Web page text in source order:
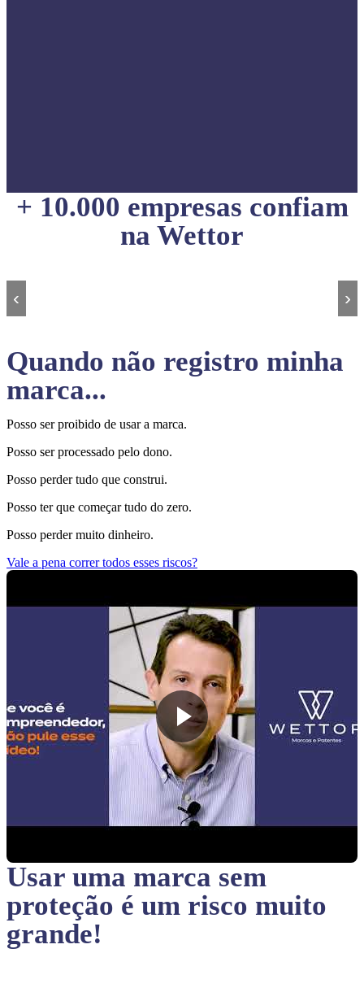
+ 10.000 empresas confiam
na Wettor
‹ ›
Quando não registro minha
marca...
Posso ser proibido de usar a marca.
Posso ser processado pelo dono.
Posso perder tudo que construi.
Posso ter que começar tudo do zero.
Posso perder muito dinheiro.
Vale a pena correr todos esses riscos?
Usar uma marca sem
proteção é um risco muito
grande!